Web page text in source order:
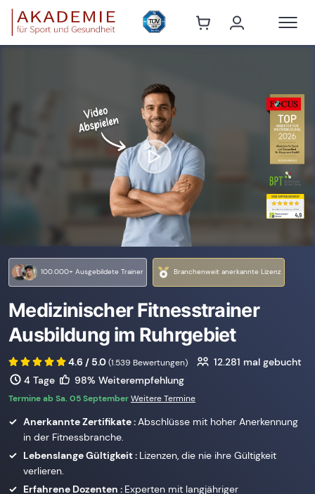
100.000+ Ausgebildete Trainer Branchenweit anerkannte Lizenz
Medizinischer Fitnesstrainer
Ausbildung im Ruhrgebiet
4.6 / 5.0(1.539 Bewertungen) 12.281 mal gebucht
4 Tage
98% Weiterempfehlung
Termine ab Sa. 05 SeptemberWeitere Termine
Anerkannte Zertifikate :Abschlüsse mit hoher Anerkennung
in der Fitnessbranche.
Lebenslange Gültigkeit : Lizenzen, die nie ihre Gültigkeit
verlieren.
Erfahrene Dozenten : Experten mit langjähriger